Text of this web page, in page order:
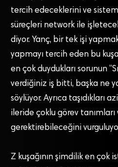
tercih edeceklerini ve
süreçleri network ile
diyor. Yanç, bir tek işi
yapmayı tercih eden bu
en çok duydukları sorunun
verdiğiniz iş bitti, başka ne
söylüyor. Ayrıca taşıdıkları
ileride çoklu görev
gerektirebileceğini
Z kuşağının şimdilik en çok